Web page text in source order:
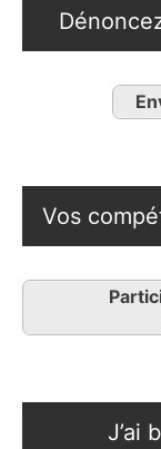
Vos
J’ai